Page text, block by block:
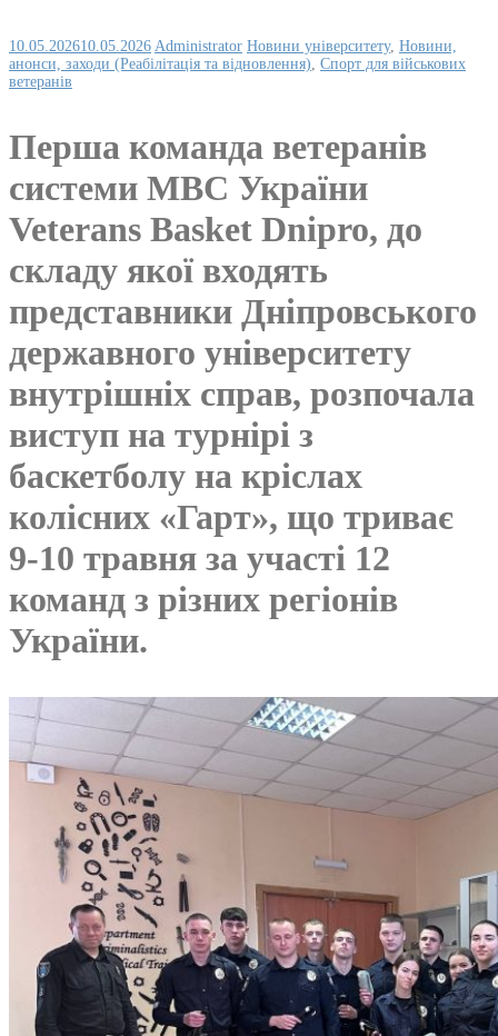
10.05.202610.05.2026 Administrator Новини університету, Новини,
анонси, заходи (Реабілітація та відновлення), Спорт для військових
ветеранів
Перша команда ветеранів
системи МВС України
Veterans Basket Dnipro, до
складу якої входять
представники Дніпровського
державного університету
внутрішніх справ, розпочала
виступ на турнірі з
баскетболу на кріслах
колісних «Гарт», що триває
9-10 травня за участі 12
команд з різних регіонів
України.